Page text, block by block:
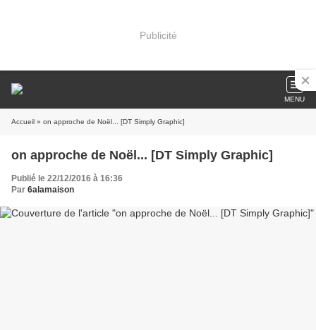
Publicité
MENU
Accueil » on approche de Noël... [DT Simply Graphic]
on approche de Noël... [DT Simply Graphic]
Publié le 22/12/2016 à 16:36
Par 6alamaison